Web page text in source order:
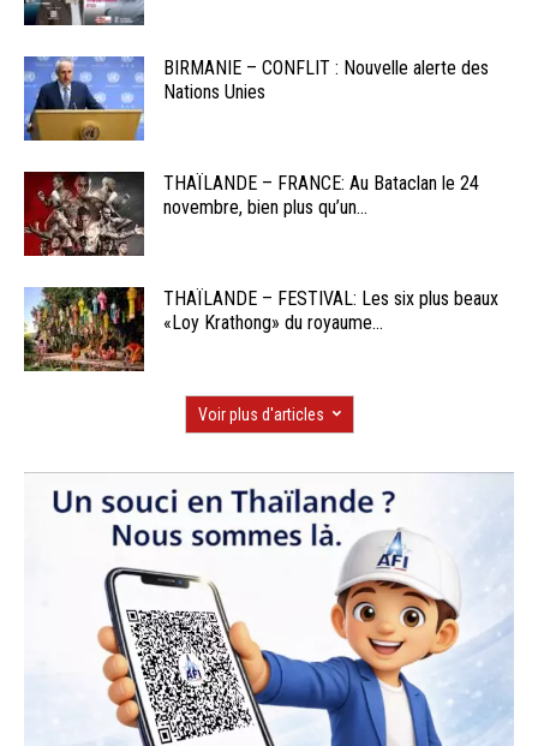
BIRMANIE – CONFLIT : Nouvelle alerte des
Nations Unies
THAÏLANDE – FRANCE: Au Bataclan le 24
novembre, bien plus qu’un...
THAÏLANDE – FESTIVAL: Les six plus beaux
«Loy Krathong» du royaume...
Voir plus d'articles